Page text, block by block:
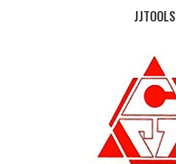
JJTOOLS